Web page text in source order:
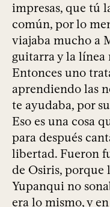
impresas, que tú
común, por lo
viajaba mucho a
guitarra y la línea
Entonces uno
aprendiendo las
te ayudaba, por
Eso es una cosa
para después
libertad. Fueron
de Osiris, porque
Yupanqui no
era lo mismo, y